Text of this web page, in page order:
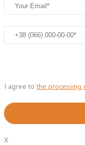
I agree tothe processing
X